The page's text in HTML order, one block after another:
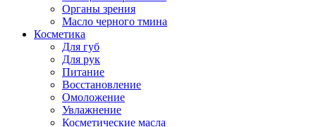
Органы зрения
Масло черного тмина
Косметика
Для губ
Для рук
Питание
Восстановление
Омоложение
Увлажнение
Косметические масла